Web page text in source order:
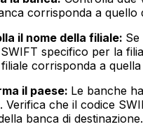
corrisponda a quello
il nome della filiale:
specifico per la
corrisponda a
il paese: Le banche
Verifica che il codice
banca di destinazione.